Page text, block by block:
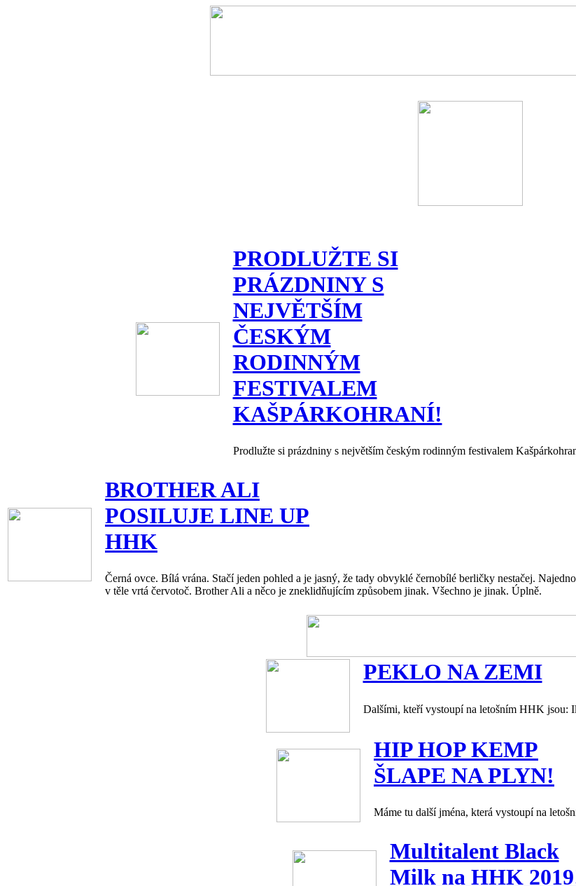
PRODLUŽTE SI
PRÁZDNINY S
NEJVĚTŠÍM
ČESKÝM
RODINNÝM
FESTIVALEM
KAŠPÁRKOHRANÍ!
Prodlužte si prázdniny s největším českým rodinným festivalem
BROTHER ALI
POSILUJE LINE UP
HHK
Černá ovce. Bílá vrána. Stačí jeden pohled a je jasný, že tady obvyklé černobílé berličky nestačej.
v těle vrtá červotoč. Brother Ali a něco je zneklidňujícím způsobem jinak. Všechno je jinak. Úplně.
PEKLO NA ZEMI
Dalšími, kteří vystoupí na letošním HHK jsou:
HIP HOP KEMP
ŠLAPE NA PLYN!
Máme tu další jména, která vystoupí na
Multitalent Black
Milk na HHK